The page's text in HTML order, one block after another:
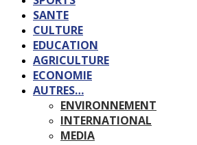
SANTE
CULTURE
EDUCATION
AGRICULTURE
ECONOMIE
AUTRES…
ENVIRONNEMENT
INTERNATIONAL
MEDIA